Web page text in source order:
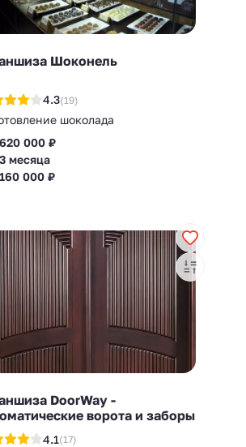
Шоконель
4.3(19)
шоколада
620 000 ₽
3 месяца
160 000 ₽
DoorWay -
ворота и заборы
4.1(17)